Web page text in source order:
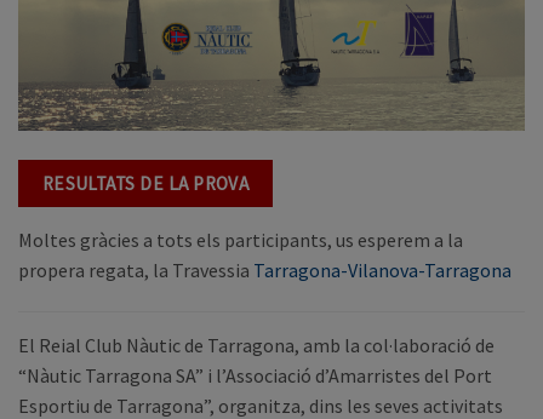
RESULTATS DE LA PROVA
Moltes gràcies a tots els participants, us esperem a la
propera regata, la Travessia Tarragona-Vilanova-Tarragona
El Reial Club Nàutic de Tarragona, amb la col·laboració de
“Nàutic Tarragona SA” i l’Associació d’Amarristes del Port
Esportiu de Tarragona”, organitza, dins les seves activitats